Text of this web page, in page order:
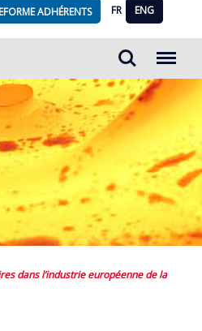
ADHÉRENTS FR ENG
Rechercher...
dans l’industrie européenne de la